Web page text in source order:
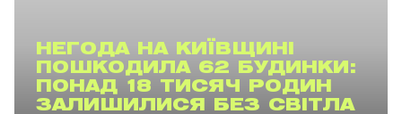
НЕГОДА НА КИЇВЩИНІ
ПОШКОДИЛА 62 БУДИНКИ:
ПОНАД 18 ТИСЯЧ РОДИН
ЗАЛИШИЛИСЯ БЕЗ СВІТЛА